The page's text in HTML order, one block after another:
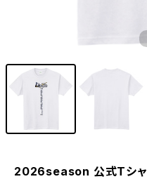
2026season 公式Tシ